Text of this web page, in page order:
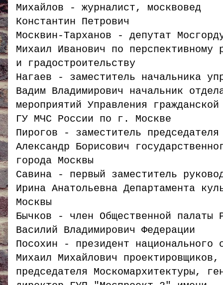
Михайлов - журналист, москвовед
Константин Петрович
Москвин-Тарханов - депутат
Михаил Иванович по перспективному
и градостроительству
Нагаев - заместитель начальника
Вадим Владимирович начальник
мероприятий Управления
ГУ МЧС России по г. Москве
Пирогов - заместитель председателя
Александр Борисович
города Москвы
Савина - первый заместитель
Ирина Анатольевна Департамента
Москвы
Бычков - член Общественной палаты
Василий Владимирович Федерации
Посохин - президент национального
Михаил Михайлович
председателя Москомархитектуры,